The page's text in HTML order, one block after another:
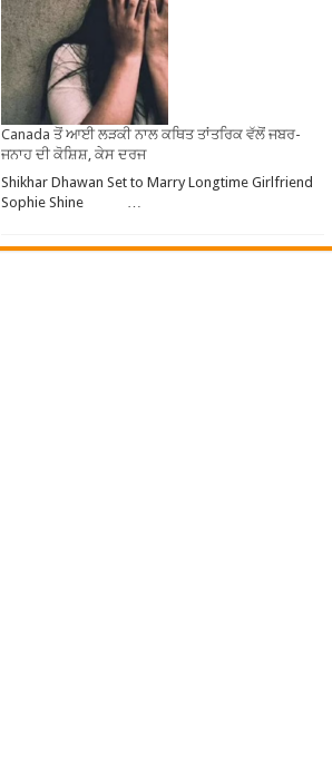
Canada ਤੋਂ ਆਈ ਲੜਕੀ ਨਾਲ ਕਥਿਤ ਤਾਂਤਰਿਕ ਵੱਲੋਂ ਜਬਰ-
ਜਨਾਹ ਦੀ ਕੋਸ਼ਿਸ਼, ਕੇਸ ਦਰਜ
Shikhar Dhawan Set to Marry Longtime Girlfriend
Sophie Shine …